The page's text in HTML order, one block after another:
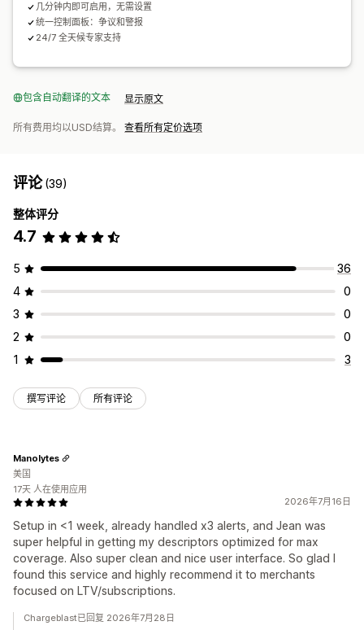
几分钟内即可启用，无需设置
统一控制面板：争议和警报
24/7 全天候专家支持
包含自动翻译的文本 显示原文
所有费用均以USD结算。 查看所有定价选项
评论(39)
整体评分
4.7
5
36
4
0
3
0
2
0
1
3
撰写评论 所有评论
2026年7月16日
Setup in <1 week, already handled x3 alerts, and Jean was
super helpful in getting my descriptors optimized for max
coverage. Also super clean and nice user interface. So glad I
found this service and highly recommend it to merchants
focused on LTV/subscriptions.
Manolytes
美国
17天 人在使用应用
Chargeblast已回复 2026年7月28日